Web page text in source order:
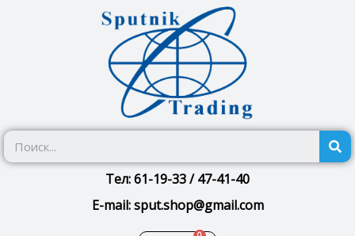
Тел: 61-19-33 / 47-41-40
E-mail: sput.shop@gmail.com